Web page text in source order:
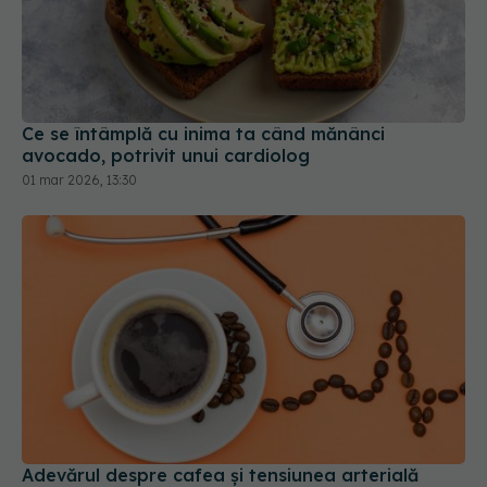
Ce se întâmplă cu inima ta când mănânci
avocado, potrivit unui cardiolog
01 mar 2026, 13:30
Adevărul despre cafea și tensiunea arterială